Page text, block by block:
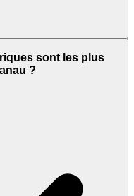
sont les plus
?